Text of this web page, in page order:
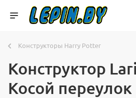
Конструкторы Harry Potter
Конструктор
Косой переулок